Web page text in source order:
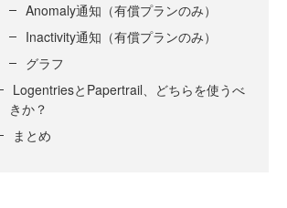
Anomaly通知（有償プランのみ）
Inactivity通知（有償プランのみ）
グラフ
LogentriesとPapertrail、どちらを使うべ
きか？
まとめ